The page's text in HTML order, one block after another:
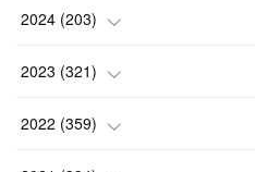
(1)
(8)
(6)
(9 )
2024 (203)
(24)
(10)
2023 (321)
(25)
2022 (359)